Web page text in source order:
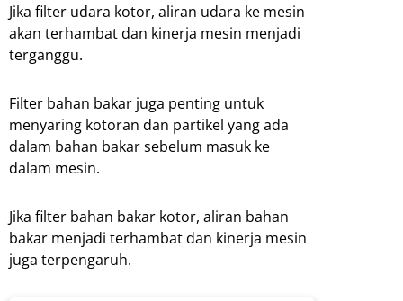
Jika filter udara kotor, aliran udara ke mesin
akan terhambat dan kinerja mesin menjadi
terganggu.
Filter bahan bakar juga penting untuk
menyaring kotoran dan partikel yang ada
dalam bahan bakar sebelum masuk ke
dalam mesin.
Jika filter bahan bakar kotor, aliran bahan
bakar menjadi terhambat dan kinerja mesin
juga terpengaruh.